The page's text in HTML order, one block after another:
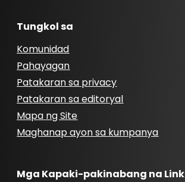
Tungkol sa
Komunidad
Pahayagan
Patakaran sa privacy
Patakaran sa editoryal
Mapa ng Site
Maghanap ayon sa kumpanya
Mga Kapaki-pakinabang na Link